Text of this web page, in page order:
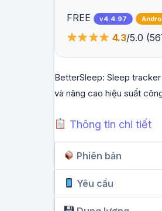
FREE v4.4.97
4.3/5.0
BetterSleep: Sleep
và nâng cao hiệu suất
Thông tin chi tiết
Phiên bản
Yêu cầu